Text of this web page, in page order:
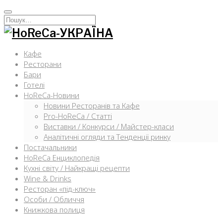
Перейти
к
содержимому
Искать:
Кафе
Ресторани
Бари
Готелі
HoReCa-Новини
Новини Ресторанів та Кафе
Pro-HoReCa / Статті
Виставки / Конкурси / Майстер-класи
Аналітичні огляди та Тенденції ринку
Постачальники
HoReCa Енциклопедія
Кухні світу / Найкращі рецепти
Wine & Drinks
Ресторан «під-ключ»
Особи / Обличчя
Книжкова полиця